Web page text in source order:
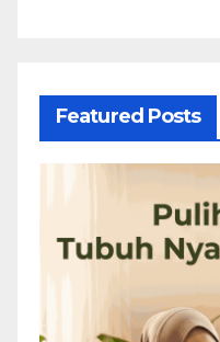
Featured Posts